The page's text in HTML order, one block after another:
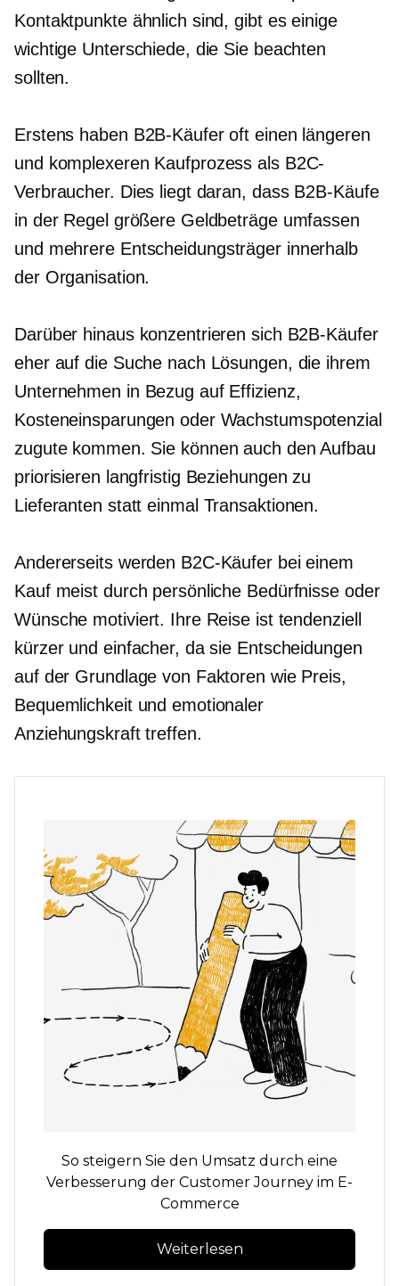
Kontaktpunkte ähnlich sind, gibt es einige
wichtige Unterschiede, die Sie beachten
sollten.
Erstens haben B2B-Käufer oft einen längeren
und komplexeren Kaufprozess als B2C-
Verbraucher. Dies liegt daran, dass B2B-Käufe
in der Regel größere Geldbeträge umfassen
und mehrere Entscheidungsträgerinnerhalb
der Organisation.
Darüber hinaus konzentrieren sich B2B-Käufer
eher auf die Suche nach Lösungen, die ihrem
Unternehmen in Bezug auf Effizienz,
Kosteneinsparungen oder Wachstumspotenzial
zugute kommen. Sie können auch den Aufbau
priorisieren langfristig Beziehungen zu
Lieferanten statteinmal Transaktionen.
Andererseits werden B2C-Käufer bei einem
Kauf meist durch persönliche Bedürfnisse oder
Wünsche motiviert. Ihre Reise ist tendenziell
kürzer und einfacher, da sie Entscheidungen
auf der Grundlage von Faktoren wie Preis,
Bequemlichkeit und emotionaler
Anziehungskraft treffen.
So steigern Sie den Umsatz durch eine
Verbesserung der Customer Journey im E-
Commerce
Weiterlesen